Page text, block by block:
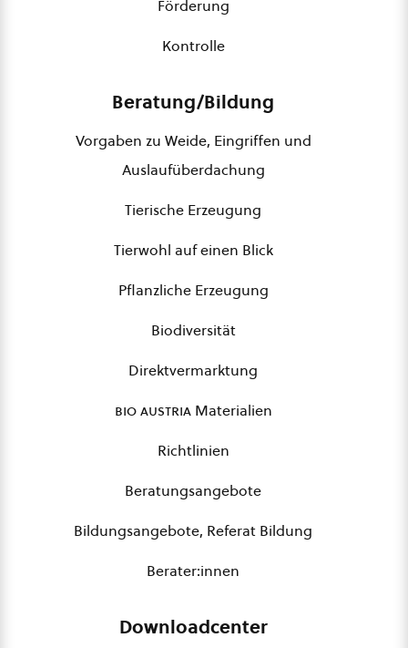
Förderung
Kontrolle
Beratung/Bildung
Vorgaben zu Weide, Eingriffen und
Auslaufüberdachung
Tierische Erzeugung
Tierwohl auf einen Blick
Pflanzliche Erzeugung
Biodiversität
Direktvermarktung
bio austriaMaterialien
Richtlinien
Beratungsangebote
Bildungsangebote, Referat Bildung
Berater:innen
Downloadcenter